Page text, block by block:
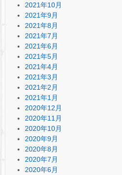
2021年10月
2021年9月
2021年8月
2021年7月
2021年6月
2021年5月
2021年4月
2021年3月
2021年2月
2021年1月
2020年12月
2020年11月
2020年10月
2020年9月
2020年8月
2020年7月
2020年6月